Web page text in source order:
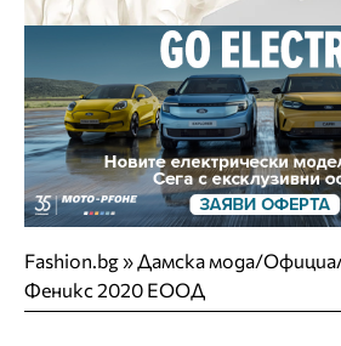
Fashion.bg»Дамска мода/
Феникс 2020 ЕООД